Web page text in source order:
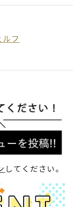
フ
してください。